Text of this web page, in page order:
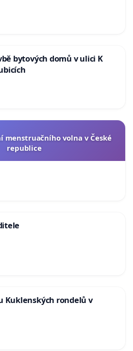
bytových domů v ulici K
menstruačního volna v České
republice
Kuklenských rondelů v